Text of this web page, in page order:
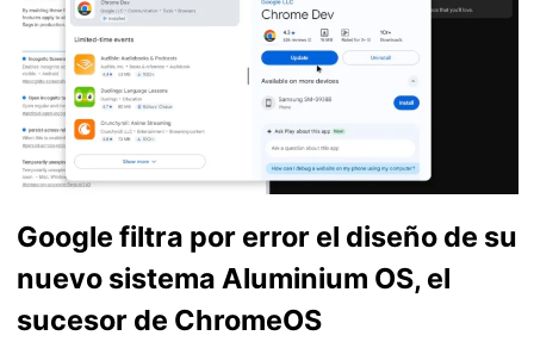
Google filtra por error el diseño de su
nuevo sistema Aluminium OS, el
sucesor de ChromeOS